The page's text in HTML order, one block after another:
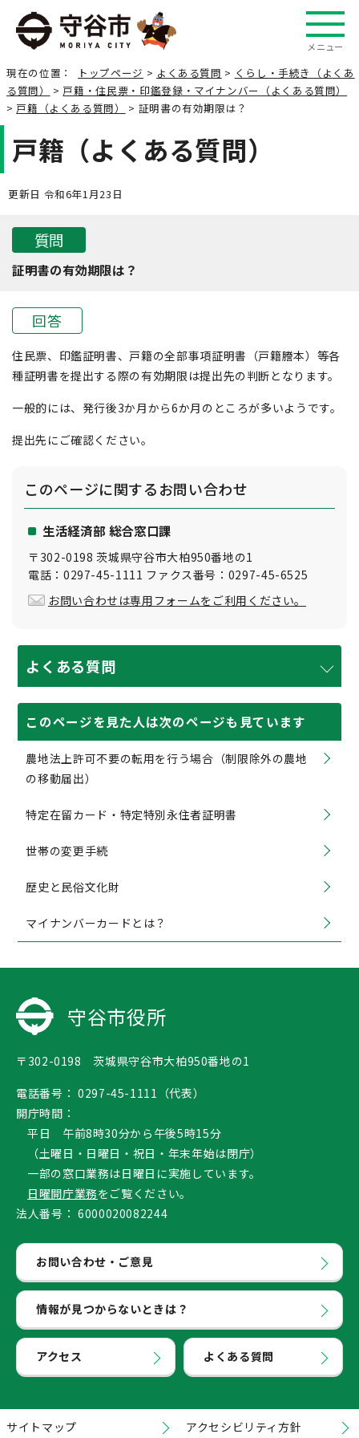
メニュー
現在の位置： トップページ > よくある質問 > くらし・手続き（よくあ
る質問）
> 戸籍・住民票・印鑑登録・マイナンバー（よくある質問）
> 戸籍（よくある質問） > 証明書の有効期限は？
戸籍（よくある質問）
更新日 令和6年1月23日
質問
証明書の有効期限は？
回答
住民票、印鑑証明書、戸籍の全部事項証明書（戸籍謄本）等各
種証明書を提出する際の有効期限は提出先の判断となります。
一般的には、発行後3か月から6か月のところが多いようです。
提出先にご確認ください。
このページに関するお問い合わせ
生活経済部 総合窓口課
〒302-0198 茨城県守谷市大柏950番地の1
電話：0297-45-1111 ファクス番号：0297-45-6525
お問い合わせは専用フォームをご利用ください。
よくある質問
このページを見た人は次のページも見ています
農地法上許可不要の転用を行う場合（制限除外の農地
の移動届出）
特定在留カード・特定特別永住者証明書
世帯の変更手続
歴史と民俗文化財
マイナンバーカードとは？
守谷市役所
〒302-0198 茨城県守谷市大柏950番地の1
電話番号： 0297-45-1111（代表）
開庁時間：
平日 午前8時30分から午後5時15分
（土曜日・日曜日・祝日・年末年始は閉庁）
一部の窓口業務は日曜日に実施しています。
日曜開庁業務をご覧ください。
法人番号： 6000020082244
お問い合わせ・ご意見
情報が見つからないときは？
アクセス よくある質問
サイトマップ アクセシビリティ方針